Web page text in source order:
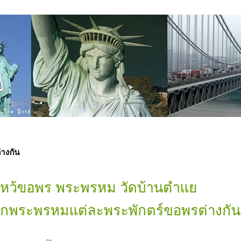
งกัน
ว้ขอพร พระพรหม วัดบ้านตำ
พระพรหมแต่ละพระพักตร์ขอพรต่างกัน